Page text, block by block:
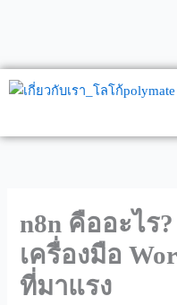
n8n คืออะไร
เครื่องมือ
ที่มาแรง